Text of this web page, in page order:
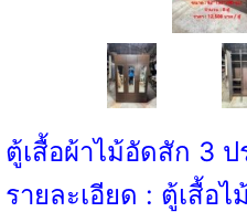
ตู้เสื้อผ้าไม้อัดสัก 3 ป
รายละเอียด : ตู้เสื้อ